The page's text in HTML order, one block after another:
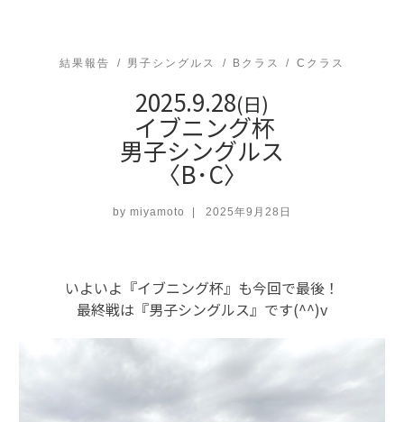
結果報告 男子シングルス Bクラス Cクラス
2025.9.28(日)
イブニング杯
男子シングルス
〈B･C〉
by miyamoto 2025年9月28日
いよいよ『イブニング杯』も今回で最後！
最終戦は『男子シングルス』です(^^)v